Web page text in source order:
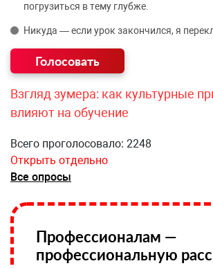
погрузиться в тему глубже.
Никуда — если урок закончился, я
Взгляд зумера: как культурные
влияют на обучение
Всего проголосовало: 2248
Открыть отдельно
Все опросы
Профессионалам —
профессиональную